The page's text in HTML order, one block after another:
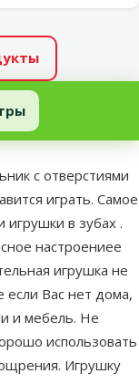
с отверстиями
с отверстиями
играть. Самое
игрушки в зубах .
настроениее
игрушка не
если Вас нет дома,
и мебель. Не
использовать
Игрушку